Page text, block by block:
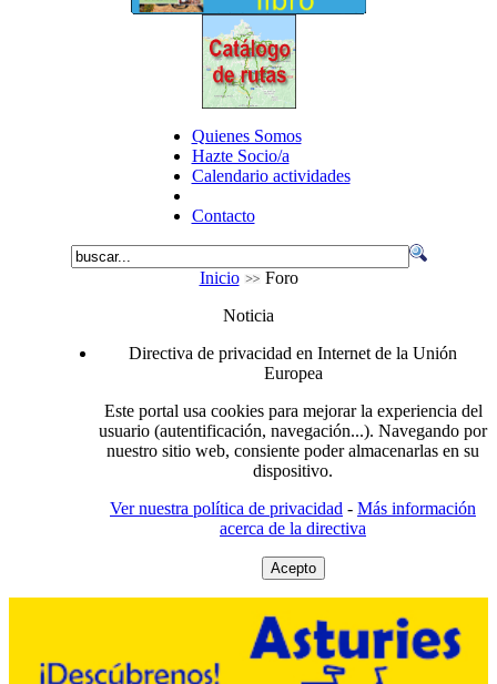
Quienes Somos
Hazte Socio/a
Calendario actividades
Contacto
Inicio
Foro
Noticia
Directiva de privacidad en Internet de la Unión
Europea
Este portal usa cookies para mejorar la experiencia del
usuario (autentificación, navegación...). Navegando por
nuestro sitio web, consiente poder almacenarlas en su
dispositivo.
Ver nuestra política de privacidad - Más información
acerca de la directiva
Acepto